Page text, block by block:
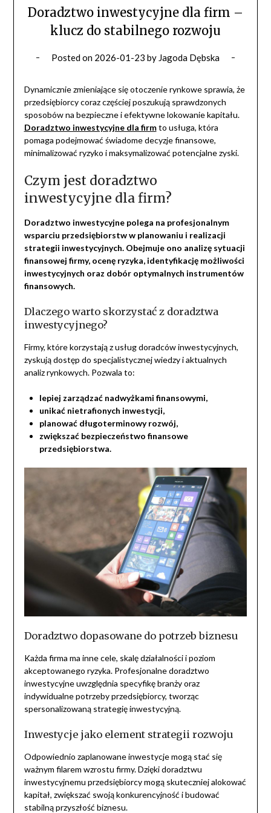
Doradztwo inwestycyjne dla firm –
klucz do stabilnego rozwoju
Posted on 2026-01-23 by Jagoda Dębska
Dynamicznie zmieniające się otoczenie rynkowe sprawia, że
przedsiębiorcy coraz częściej poszukują sprawdzonych
sposobów na bezpieczne i efektywne lokowanie kapitału.
Doradztwo inwestycyjne dla firmto usługa, która
pomaga podejmować świadome decyzje finansowe,
minimalizować ryzyko i maksymalizować potencjalne zyski.
Czym jest doradztwo
inwestycyjne dla firm?
Doradztwo inwestycyjne polega na profesjonalnym
wsparciu przedsiębiorstw w planowaniu i realizacji
strategii inwestycyjnych. Obejmuje ono analizę sytuacji
finansowej firmy, ocenę ryzyka, identyfikację możliwości
inwestycyjnych oraz dobór optymalnych instrumentów
finansowych.
Dlaczego warto skorzystać z doradztwa
inwestycyjnego?
Firmy, które korzystają z usług doradców inwestycyjnych,
zyskują dostęp do specjalistycznej wiedzy i aktualnych
analiz rynkowych. Pozwala to:
lepiej zarządzać nadwyżkami finansowymi,
unikać nietrafionych inwestycji,
planować długoterminowy rozwój,
zwiększać bezpieczeństwo finansowe
przedsiębiorstwa.
Doradztwo dopasowane do potrzeb biznesu
Każda firma ma inne cele, skalę działalności i poziom
akceptowanego ryzyka. Profesjonalne doradztwo
inwestycyjne uwzględnia specyfikę branży oraz
indywidualne potrzeby przedsiębiorcy, tworząc
spersonalizowaną strategię inwestycyjną.
Inwestycje jako element strategii rozwoju
Odpowiednio zaplanowane inwestycje mogą stać się
ważnym filarem wzrostu firmy. Dzięki doradztwu
inwestycyjnemu przedsiębiorcy mogą skuteczniej alokować
kapitał, zwiększać swoją konkurencyjność i budować
stabilną przyszłość biznesu.